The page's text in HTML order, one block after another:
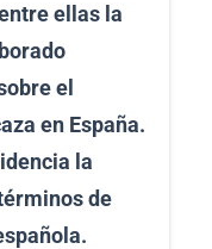
ellas la
el
en España.
la
de